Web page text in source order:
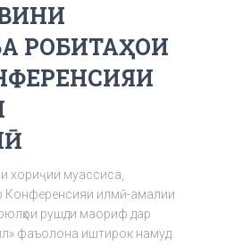
РОБИТАҲОИ
хориҷии муассиса,
Конференсияи илмӣ-амалии
рушди маориф дар
фаъолона иштирок намуд.